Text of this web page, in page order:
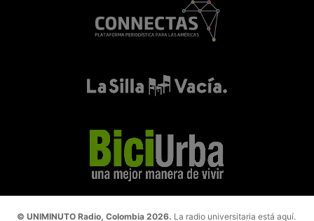
© UNIMINUTO Radio, Colombia 2026. La radio universitaria está aquí.